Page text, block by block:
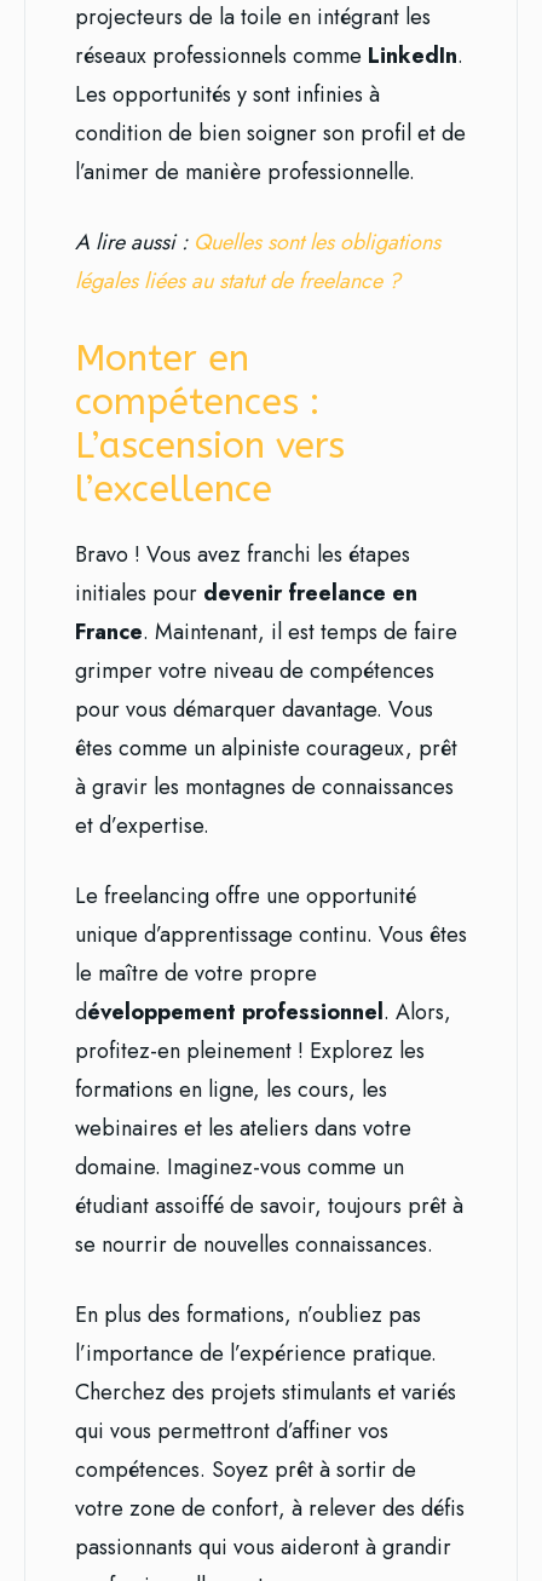
projecteurs de la toile en intégrant les
réseaux professionnels comme LinkedIn.
Les opportunités y sont infinies à
condition de bien soigner son profil et de
l’animer de manière professionnelle.
A lire aussi : Quelles sont les obligations
légales liées au statut de freelance ?
Monter en
compétences :
L’ascension vers
l’excellence
Bravo ! Vous avez franchi les étapes
initiales pour devenir freelance en
France. Maintenant, il est temps de faire
grimper votre niveau de compétences
pour vous démarquer davantage. Vous
êtes comme un alpiniste courageux, prêt
à gravir les montagnes de connaissances
et d’expertise.
Le freelancing offre une opportunité
unique d’apprentissage continu. Vous êtes
le maître de votre propre
développement professionnel. Alors,
profitez-en pleinement ! Explorez les
formations en ligne, les cours, les
webinaires et les ateliers dans votre
domaine. Imaginez-vous comme un
étudiant assoiffé de savoir, toujours prêt à
se nourrir de nouvelles connaissances.
En plus des formations, n’oubliez pas
l’importance de l’expérience pratique.
Cherchez des projets stimulants et variés
qui vous permettront d’affiner vos
compétences. Soyez prêt à sortir de
votre zone de confort, à relever des défis
passionnants qui vous aideront à grandir